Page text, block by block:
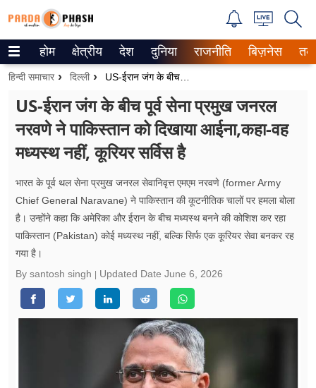
Trending on Google News
ePaper
वेब स्टोरीज
उत्तर प्रदेश
वीडियो
रिलेशनशिप
जीवन मंत्रा
फूड
होम क्षेत्रीय देश दुनिया राजनीति बिज़नेस
हिन्दी समाचार दिल्ली
US-ईरान जंग के बीच पूर्व सेना प्रमुख जनरल
नरवणे ने पाकिस्तान को दिखाया आईना,कहा-वह
मध्यस्थ नहीं, कूरियर सर्विस है
भारत के पूर्व थल सेना प्रमुख जनरल सेवानिवृत्त एमएम नरवणे (former Army
Chief General Naravane) ने पाकिस्तान की कूटनीतिक चालों पर हमला बोला
है। उन्होंने कहा कि अमेरिका और ईरान के बीच मध्यस्थ बनने की कोशिश कर रहा
पाकिस्तान (Pakistan) कोई मध्यस्थ नहीं, बल्कि सिर्फ एक कूरियर सेवा बनकर रह
गया है।
By santosh singh
Updated Date June 6, 2026